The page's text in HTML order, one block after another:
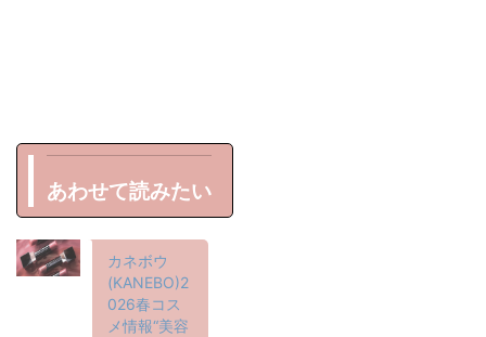
あわせて読みたい
カネボウ
(KANEBO)2
026春コス
メ情報“美容